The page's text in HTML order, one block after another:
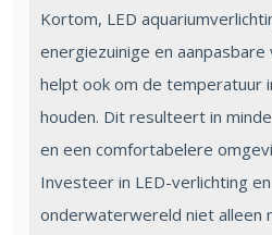
Kortom, LED
energiezuinige en
helpt ook om de temperatuur
houden. Dit resulteert in
en een comfortabelere
Investeer in LED-verlichting
onderwaterwereld niet alleen